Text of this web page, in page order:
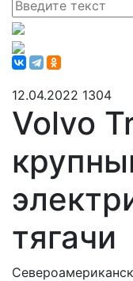
12.04.2022 1304
Volvo
тягачи